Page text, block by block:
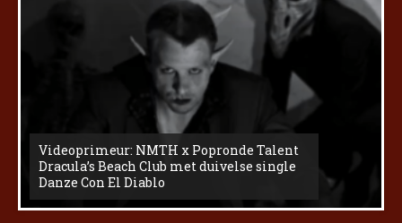
Videoprimeur: NMTH x Popronde Talent
Dracula’s Beach Club met duivelse single
Danze Con El Diablo